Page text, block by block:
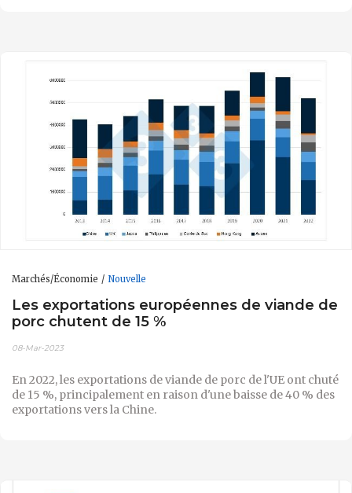
Marchés/Économie Nouvelle
Les exportations européennes de viande de
porc chutent de 15 %
08-Mar-2023
En 2022, les exportations de viande de porc de l'UE ont chuté
de 15 %, principalement en raison d'une baisse de 40 % des
exportations vers la Chine.